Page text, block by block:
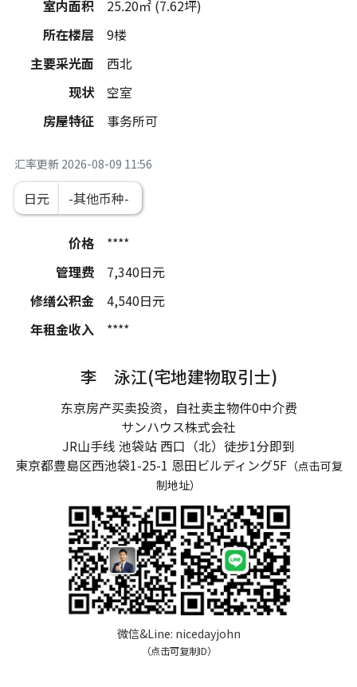
室内面积
25.20㎡ (7.62坪)
所在楼层
9楼
主要采光面
西北
现状
空室
房屋特征
事务所可
汇率更新 2026-08-09 11:56
日元
价格
****
管理费
7,340日元
修缮公积金
4,540日元
年租金收入
****
李 泳江(宅地建物取引士)
东京房产买卖投资，自社卖主物件0中介费
サンハウス株式会社
JR山手线 池袋站 西口（北）徒步1分即到
東京都豊島区西池袋1-25-1 恩田ビルディング5F（点击可复
制地址）
微信&Line: nicedayjohn
（点击可复制ID）